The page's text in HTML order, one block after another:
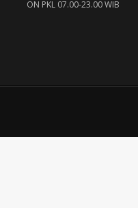
ON PKL 07.00-23.00 WIB